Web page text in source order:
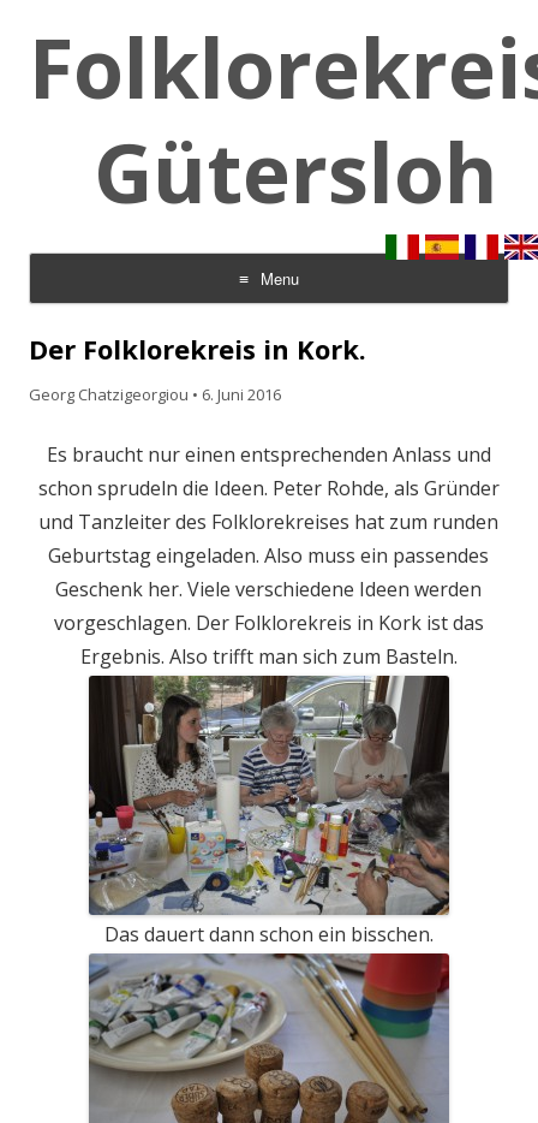
Gütersloh
Menu
Skip to content
Der Folklorekreis in Kork.
Georg Chatzigeorgiou • 6. Juni 2016
Es braucht nur einen entsprechenden Anlass und
schon sprudeln die Ideen. Peter Rohde, als Gründer
und Tanzleiter des Folklorekreises hat zum runden
Geburtstag eingeladen. Also muss ein passendes
Geschenk her. Viele verschiedene Ideen werden
vorgeschlagen. Der Folklorekreis in Kork ist das
Ergebnis. Also trifft man sich zum Basteln.
Das dauert dann schon ein bisschen.